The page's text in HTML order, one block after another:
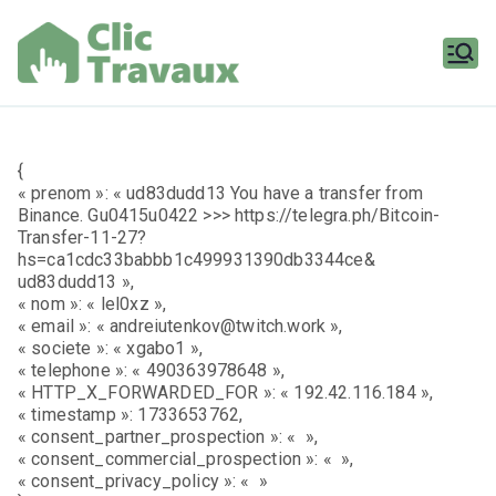
contenu
{
« prenom »: « ud83dudd13 You have a transfer from
Binance. Gu0415u0422 >>> https://telegra.ph/Bitcoin-
Transfer-11-27?
hs=ca1cdc33babbb1c499931390db3344ce&
ud83dudd13 »,
« nom »: « lel0xz »,
« email »: « andreiutenkov@twitch.work »,
« societe »: « xgabo1 »,
« telephone »: « 490363978648 »,
« HTTP_X_FORWARDED_FOR »: « 192.42.116.184 »,
« timestamp »: 1733653762,
« consent_partner_prospection »: « »,
« consent_commercial_prospection »: « »,
« consent_privacy_policy »: « »